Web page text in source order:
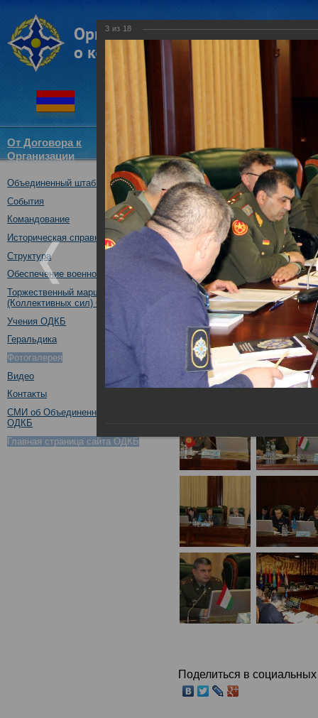
От Договора к
Организации
Структура
ОДКБ
Новости
Объединенный штаб ОДКБ
События
Командование
Историческая справка
Структура
Обеспечение военной безопасности
Торжественный марш Войск
(Коллективных сил) ОДКБ
Учения ОДКБ
Геральдика
Фотогалерея
Видео
Контакты
СМИ об Объединенном штабе
ОДКБ
Главная страница сайта ОДКБ
В Объединенном штабе ОДКБ
направленные на
реагирования
31.01.2019
Поделиться в социальных
3 из 18